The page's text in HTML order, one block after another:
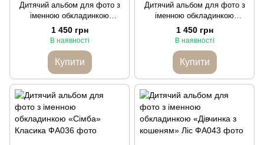
Дитячий альбом для фото з
іменною обкладинкою
«Слоненя» Ліс
1 450 грн
В наявності
Купити
Дитячий альбом для фото з
іменною обкладинкою
«Ведмедик» Бохо
1 450 грн
В наявності
Купити